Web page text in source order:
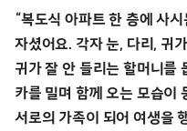
“복도식 아파트 한 층에 사
자셨어요. 각자 눈, 다리, 귀
귀가 잘 안 들리는 할머니를
카를 밀며 함께 오는 모습이
서로의 가족이 되어 여생을